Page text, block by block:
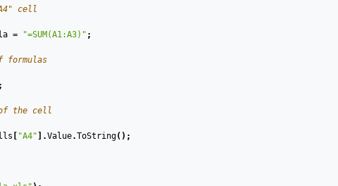
cell
= "=SUM(A1:A3)" ;
the cell
"A4" ].Value.ToString();